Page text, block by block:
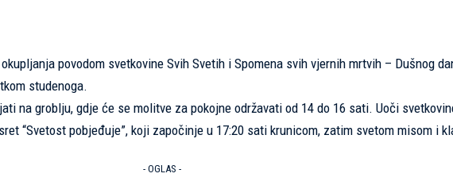
povodom svetkovine Svih Svetih i Spomena svih vjernih mrtvih – Dušnog
studenoga.
na groblju, gdje će se molitve za pokojne održavati od 14 do 16 sati. Uoči
“Svetost pobjeđuje”, koji započinje u 17:20 sati krunicom, zatim svetom misom i
- OGLAS -